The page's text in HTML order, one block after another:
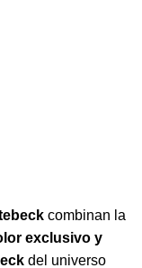
combinan la
exclusivo y
del universo